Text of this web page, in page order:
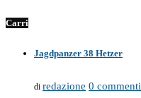
Carri
Jagdpanzer 38 Hetzer
di redazione 0 commenti